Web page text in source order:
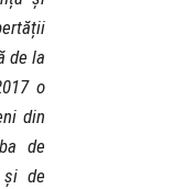
de la
o
din
de
și de